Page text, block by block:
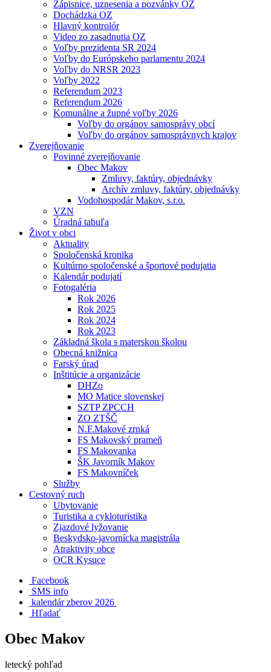
Zápisnice, uznesenia a pozvánky OZ
Dochádzka OZ
Hlavný kontrolór
Video zo zasadnutia OZ
Voľby prezidenta SR 2024
Voľby do Európskeho parlamentu 2024
Voľby do NRSR 2023
Voľby 2022
Referendum 2023
Referendum 2026
Komunálne a župné voľby 2026
Voľby do orgánov samosprávy obcí
Voľby do orgánov samosprávnych krajov
Zverejňovanie
Povinné zverejňovanie
Obec Makov
Zmluvy, faktúry, objednávky
Archív zmluvy, faktúry, objednávky
Vodohospodár Makov, s.r.o.
VZN
Úradná tabuľa
Život v obci
Aktuality
Spoločenská kronika
Kultúrno spoločenské a športové podujatia
Kalendár podujatí
Fotogaléria
Rok 2026
Rok 2025
Rok 2024
Rok 2023
Základná škola s materskou školou
Obecná knižnica
Farský úrad
Inštitúcie a organizácie
DHZo
MO Matice slovenskej
SZTP ZPCCH
ZO ZTŠČ
N.F.Makové zrnká
FS Makovský prameň
FS Makovanka
ŠK Javorník Makov
FS Makovníček
Služby
Cestovný ruch
Ubytovanie
Turistika a cykloturistika
Zjazdové lyžovanie
Beskydsko-javornícka magistrála
Atraktivity obce
OCR Kysuce
Facebook
SMS info
​ kalendár zberov 2026
Hľadať
Obec Makov
letecký pohľad